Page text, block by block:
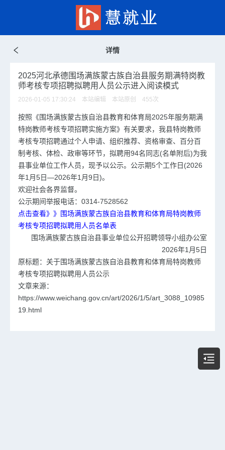
详情
2025河北承德围场满族蒙古族自治县服务期满特岗教
师考核专项招聘拟聘用人员公示进入阅读模式
2026-01-05 17:30:24 本站编辑 本站原创 455次
按照《围场满族蒙古族自治县教育和体育局2025年服务期满
特岗教师考核专项招聘实施方案》有关要求，我县特岗教师
考核专项招聘通过个人申请、组织推荐、资格审查、百分百
制考核、体检、政审等环节，拟聘用94名同志(名单附后)为我
县事业单位工作人员，现予以公示。公示期5个工作日(2026
年1月5日—2026年1月9日)。
欢迎社会各界监督。
公示期间举报电话：0314-7528562
点击查看》》围场满族蒙古族自治县教育和体育局特岗教师
考核专项招聘拟聘用人员名单表
围场满族蒙古族自治县事业单位公开招聘领导小组办公室
2026年1月5日
原标题：关于围场满族蒙古族自治县教育和体育局特岗教师
考核专项招聘拟聘用人员公示
文章来源：
https://www.weichang.gov.cn/art/2026/1/5/art_3088_10985
19.html